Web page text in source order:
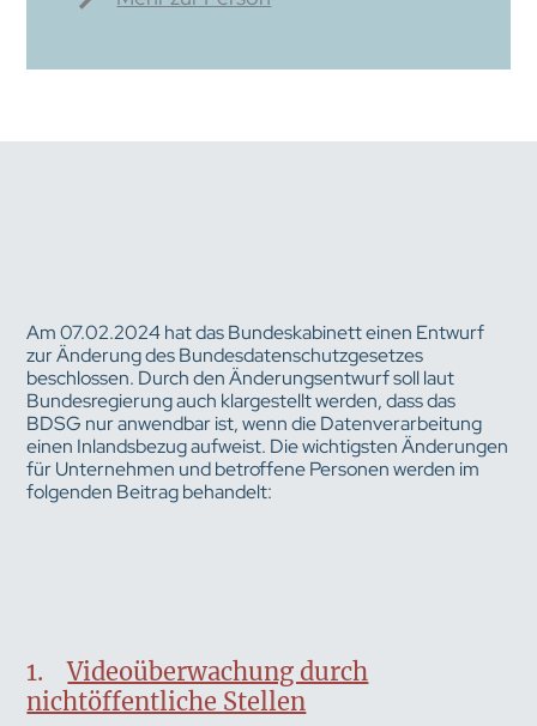
Am 07.02.2024 hat das Bundeskabinett einen Entwurf
zur Änderung des Bundesdatenschutzgesetzes
beschlossen. Durch den Änderungsentwurf soll laut
Bundesregierung auch klargestellt werden, dass das
BDSG nur anwendbar ist, wenn die Datenverarbeitung
einen Inlandsbezug aufweist. Die wichtigsten Änderungen
für Unternehmen und betroffene Personen werden im
folgenden Beitrag behandelt:
1.Videoüberwachung durch
nichtöffentliche Stellen